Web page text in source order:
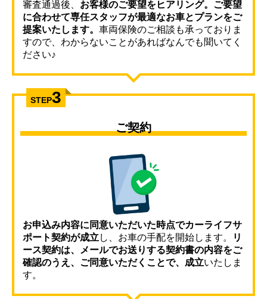
審査通過後、 お客様のご要望をヒアリング。ご要望
に合わせて専任スタッフが最適なお車とプランをご
提案いたします。 車両保険のご相談も承っておりま
すので、わからないことがあればなんでも聞いてく
ださい♪
STEP3
ご契約
お申込み内容に同意いただいた時点でカーライフサ
ポート契約が成立 し、お車の手配を開始します。
リ
ース契約は、メールでお送りする契約書の内容をご
確認のうえ、ご同意いただくことで、成立いたしま
す。